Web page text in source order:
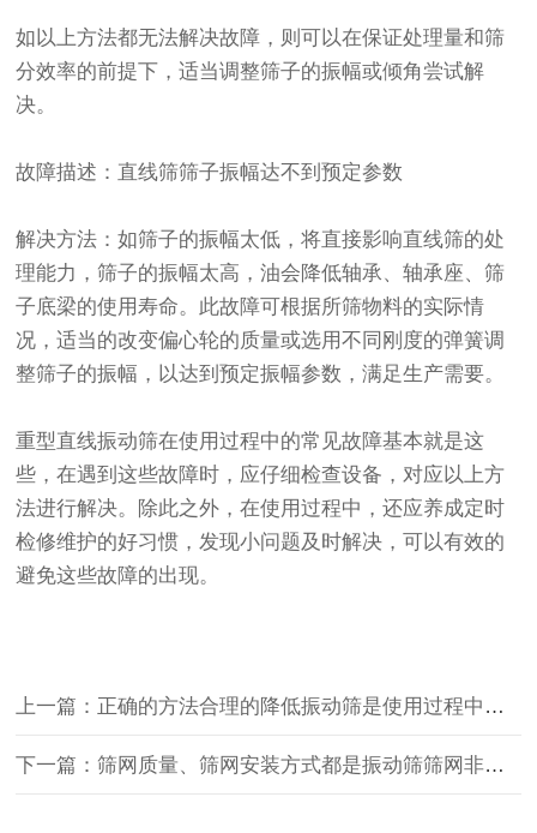
如以上方法都无法解决故障，则可以在保证处理量和筛
分效率的前提下，适当调整筛子的振幅或倾角尝试解
决。
故障描述：直线筛筛子振幅达不到预定参数
解决方法：如筛子的振幅太低，将直接影响直线筛的处
理能力，筛子的振幅太高，油会降低轴承、轴承座、筛
子底梁的使用寿命。此故障可根据所筛物料的实际情
况，适当的改变偏心轮的质量或选用不同刚度的弹簧调
整筛子的振幅，以达到预定振幅参数，满足生产需要。
重型直线振动筛在使用过程中的常见故障基本就是这
些，在遇到这些故障时，应仔细检查设备，对应以上方
法进行解决。除此之外，在使用过程中，还应养成定时
检修维护的好习惯，发现小问题及时解决，可以有效的
避免这些故障的出现。
上一篇：正确的方法合理的降低振动筛是使用过程中产生的噪音
下一篇：筛网质量、筛网安装方式都是振动筛筛网非正常损坏的原因